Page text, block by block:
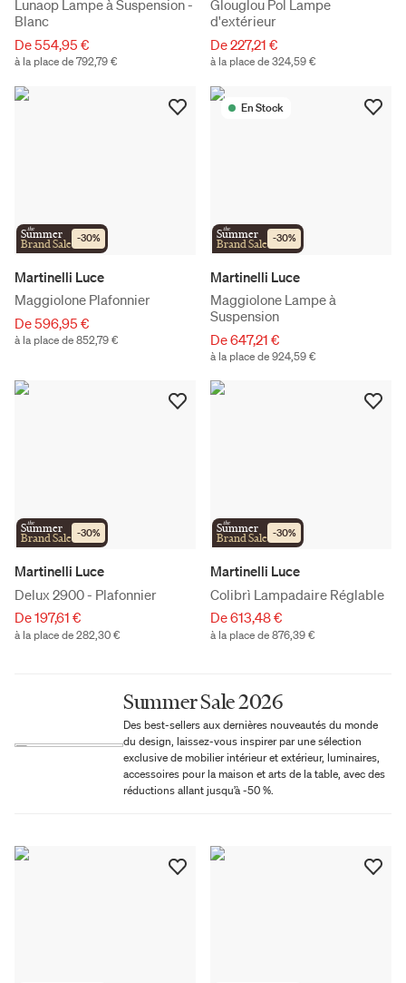
Lunaop Lampe à Suspension -
Blanc
De 554,95 €
à la place de 792,79 €
Glouglou Pol Lampe
d'extérieur
De 227,21 €
à la place de 324,59 €
the
Summer
Brand Sale -30%
Martinelli Luce
Maggiolone Plafonnier
De 596,95 €
à la place de 852,79 €
En Stock
the
Summer
Brand Sale -30%
Martinelli Luce
Maggiolone Lampe à
Suspension
De 647,21 €
à la place de 924,59 €
the
Summer
Brand Sale -30%
Martinelli Luce
Delux 2900 - Plafonnier
De 197,61 €
à la place de 282,30 €
the
Summer
Brand Sale -30%
Martinelli Luce
Colibrì Lampadaire Réglable
De 613,48 €
à la place de 876,39 €
Summer Sale 2026
Des best-sellers aux dernières nouveautés du monde
du design, laissez-vous inspirer par une sélection
exclusive de mobilier intérieur et extérieur, luminaires,
accessoires pour la maison et arts de la table, avec des
réductions allant jusqu’à -50 %.